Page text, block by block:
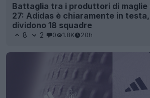
Battaglia tra i produttori di maglie
27: Adidas è chiaramente in
dividono 18 squadre
8 2 0 1.8K 20h